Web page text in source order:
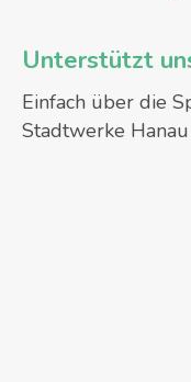
Unterstützt
Einfach über die
Stadtwerke